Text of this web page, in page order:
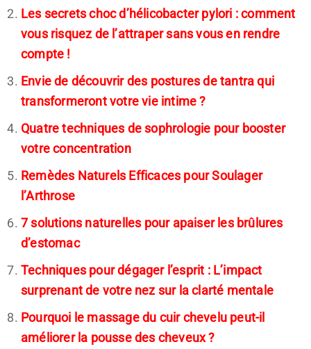
Les secrets choc d’hélicobacter pylori : comment
vous risquez de l’attraper sans vous en rendre
compte !
Envie de découvrir des postures de tantra qui
transformeront votre vie intime ?
Quatre techniques de sophrologie pour booster
votre concentration
Remèdes Naturels Efficaces pour Soulager
l’Arthrose
7 solutions naturelles pour apaiser les brûlures
d’estomac
Techniques pour dégager l’esprit : L’impact
surprenant de votre nez sur la clarté mentale
Pourquoi le massage du cuir chevelu peut-il
améliorer la pousse des cheveux ?